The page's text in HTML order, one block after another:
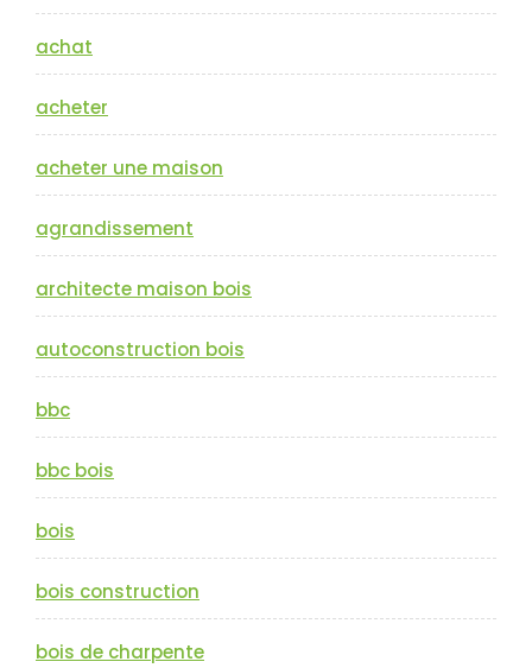
achat
acheter
acheter une maison
agrandissement
architecte maison bois
autoconstruction bois
bbc
bbc bois
bois
bois construction
bois de charpente